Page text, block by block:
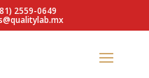
2559-0649